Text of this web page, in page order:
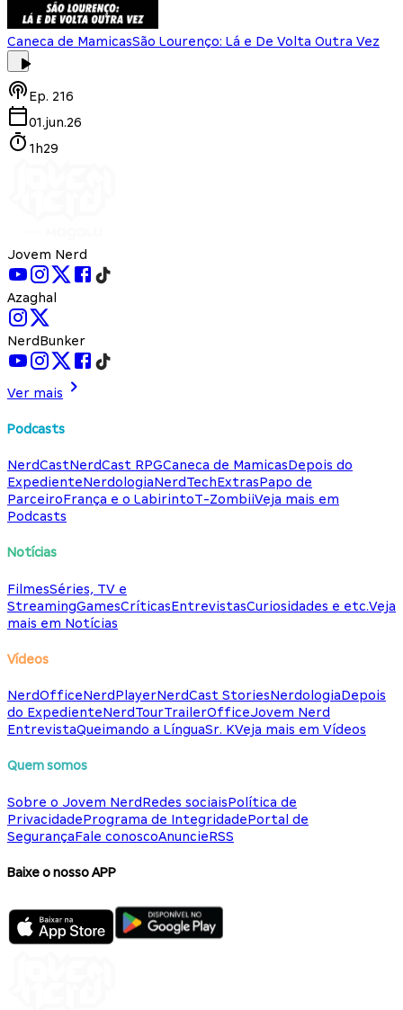
Caneca de MamicasSão Lourenço: Lá e De Volta Outra Vez
Ep. 216
01.jun.26
1h29
Jovem Nerd
Azaghal
NerdBunker
Ver mais
Podcasts
NerdCastNerdCast RPGCaneca de MamicasDepois do
ExpedienteNerdologiaNerdTechExtrasPapo de
ParceiroFrança e o LabirintoT-ZombiiVeja mais em
Podcasts
Notícias
FilmesSéries, TV e
StreamingGamesCríticasEntrevistasCuriosidades e etc.Veja
mais em Notícias
Vídeos
NerdOfficeNerdPlayerNerdCast StoriesNerdologiaDepois
do ExpedienteNerdTourTrailerOfficeJovem Nerd
EntrevistaQueimando a LínguaSr. KVeja mais em Vídeos
Quem somos
Sobre o Jovem NerdRedes sociaisPolítica de
PrivacidadePrograma de IntegridadePortal de
SegurançaFale conoscoAnuncieRSS
Baixe o nosso APP